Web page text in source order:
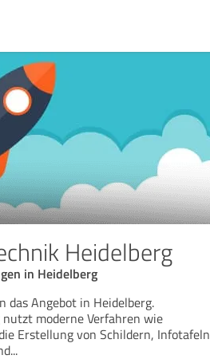
Heidelberg
in Heidelberg
das Angebot in Heidelberg.
moderne Verfahren wie
Erstellung von Schildern, Infotafeln
...